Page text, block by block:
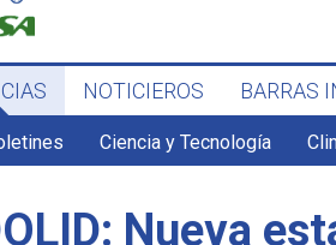
NOTICIEROS BARRAS
Ciencia y Tecnología
Nueva